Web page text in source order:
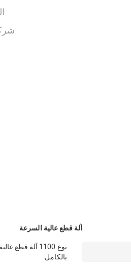
آلة قطع عالية السرعة
نوع 1100 آلة
بالكامل